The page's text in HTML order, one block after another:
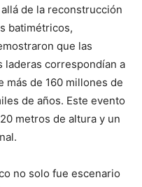
de la reconstrucción
batimétricos,
que las
laderas correspondían a
más de 160 millones de
de años. Este evento
metros de altura y un
no solo fue escenario